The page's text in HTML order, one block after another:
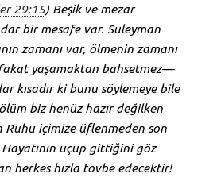
29:15) Beşik ve mezar
dar bir mesafe var. Süleyman
zamanı var, ölmenin zamanı
yaşamaktan bahsetmez—
kısadır ki bunu söylemeye bile
biz henüz hazır değilken
Ruhu içimize üflenmeden son
uçup gittiğini göz
herkes hızla tövbe edecektir!